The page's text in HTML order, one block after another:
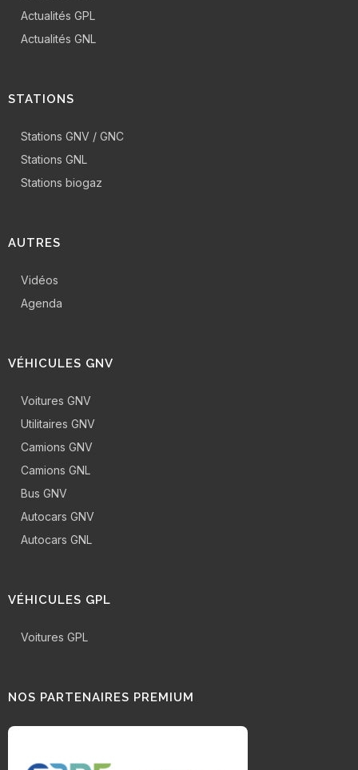
Actualités GPL
Actualités GNL
STATIONS
Stations GNV / GNC
Stations GNL
Stations biogaz
AUTRES
Vidéos
Agenda
VÉHICULES GNV
Voitures GNV
Utilitaires GNV
Camions GNV
Camions GNL
Bus GNV
Autocars GNV
Autocars GNL
VÉHICULES GPL
Voitures GPL
NOS PARTENAIRES PREMIUM